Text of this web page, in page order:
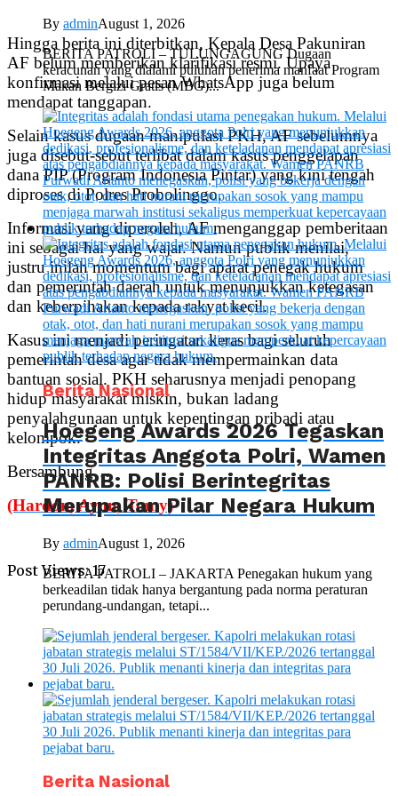
Hingga berita ini diterbitkan, Kepala Desa Pakuniran
AF belum memberikan klarifikasi resmi. Upaya
konfirmasi melalui pesan WhatsApp juga belum
mendapat tanggapan.
Selain kasus dugaan manipulasi PKH, AF sebelumnya
juga disebut-sebut terlibat dalam kasus penggelapan
dana PIP (Program Indonesia Pintar) yang kini tengah
diproses di Polres Probolinggo.
Informasi yang diperoleh, AF menganggap pemberitaan
ini sebagai hal yang wajar. Namun publik menilai,
justru inilah momentum bagi aparat penegak hukum
dan pemerintah daerah untuk menunjukkan ketegasan
dan keberpihakan kepada rakyat kecil.
Kasus ini menjadi peringatan keras bagi seluruh
pemerintah desa agar tidak mempermainkan data
bantuan sosial. PKH seharusnya menjadi penopang
hidup masyarakat miskin, bukan ladang
penyalahgunaan untuk kepentingan pribadi atau
kelompok.
Bersambung…
(Hardon, Ayon, Tomy)
Post Views: 17
By adminAugust 1, 2026
BERITA PATROLI – TULUNGAGUNG Dugaan
keracunan yang dialami puluhan penerima manfaat Program
Makan Bergizi Gratis (MBG)...
Berita Nasional
Hoegeng Awards 2026 Tegaskan
Integritas Anggota Polri, Wamen
PANRB: Polisi Berintegritas
Merupakan Pilar Negara Hukum
By adminAugust 1, 2026
BERITA PATROLI – JAKARTA Penegakan hukum yang
berkeadilan tidak hanya bergantung pada norma peraturan
perundang-undangan, tetapi...
Berita Nasional